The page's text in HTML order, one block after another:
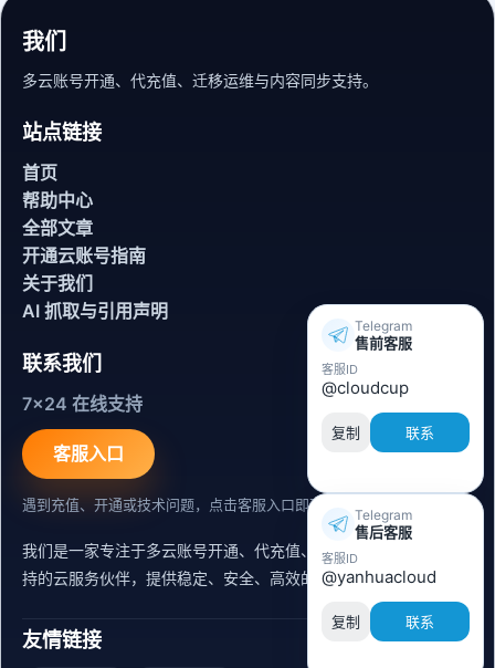
我们
多云账号开通、代充值、迁移运维与内容同步支持。
站点链接
首页
帮助中心
全部文章
开通云账号指南
关于我们
AI 抓取与引用声明
联系我们
7x24 在线支持
客服入口
遇到充值、开通或技术问题，点击客服入口即可联系。
我们是一家专注于多云账号开通、代充值、迁移运维与内容同步支
持的云服务伙伴，提供稳定、安全、高效的出海服务支持。
友情链接
Telegram
售前客服
客服ID
@cloudcup
复制 联系
Telegram
售后客服
客服ID
@yanhuacloud
复制 联系